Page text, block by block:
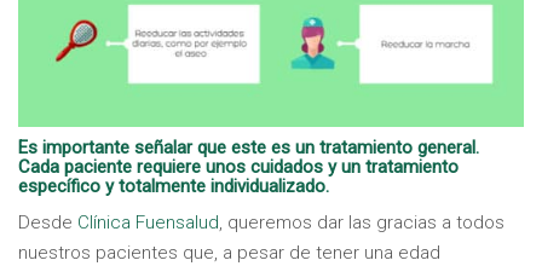
Es importante señalar que este es un tratamiento general.
Cada paciente requiere unos cuidados y un tratamiento
específico y totalmente individualizado.
Desde Clínica Fuensalud, queremos dar las gracias a todos
nuestros pacientes que, a pesar de tener una edad